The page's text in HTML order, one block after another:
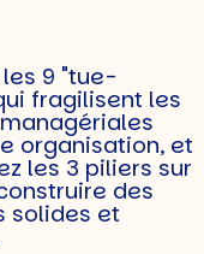
9 "tue-
fragilisent les
organisation, et
les 3 piliers sur
des
solides et